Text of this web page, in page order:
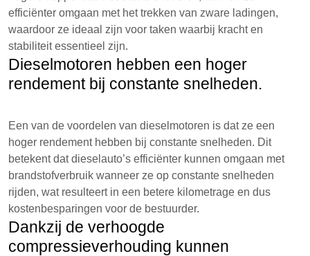
efficiënter omgaan met het trekken van zware ladingen,
waardoor ze ideaal zijn voor taken waarbij kracht en
stabiliteit essentieel zijn.
Dieselmotoren hebben een hoger
rendement bij constante snelheden.
Een van de voordelen van dieselmotoren is dat ze een
hoger rendement hebben bij constante snelheden. Dit
betekent dat dieselauto’s efficiënter kunnen omgaan met
brandstofverbruik wanneer ze op constante snelheden
rijden, wat resulteert in een betere kilometrage en dus
kostenbesparingen voor de bestuurder.
Dankzij de verhoogde
compressieverhouding kunnen